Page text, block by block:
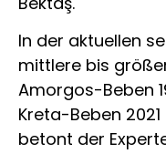
In der aktuellen
mittlere bis
Amorgos-Beben
Kreta-Beben
betont der